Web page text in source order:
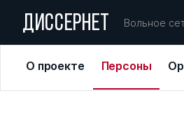
ДИССЕРНЕТ Вольное
О проекте Персоны